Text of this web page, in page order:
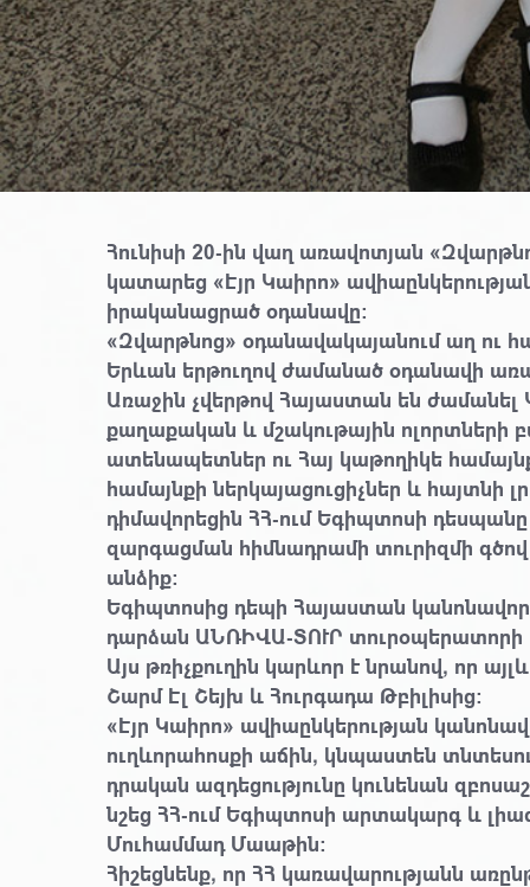
Հունիսի 20-ին վաղ առավոտյան
կատարեց «Էյր Կաիրո»
իրականացրած օդանավը:
«Զվարթնոց» օդանավակայանում աղ ու
Երևան երթուղով ժամանած օդանավի
Առաջին չվերթով Հայաստան են
քաղաքական և մշակութային ոլորտների
ատենապետներ ու Հայ կաթողիկե
համայնքի ներկայացուցիչներ և հայտնի
դիմավորեցին ՀՀ-ում Եգիպտոսի
զարգացման հիմնադրամի տուրիզմի
անձիք:
Եգիպտոսից դեպի Հայաստան կանոնավոր
դարձան ԱՆՌԻՎԱ-ՏՈՒՐ տուրօպերատորի
Այս թռիչքուղին կարևոր է նրանով, որ
Շարմ Էլ Շեյխ և Հուրգադա Թբիլիսից:
«Էյր Կաիրո» ավիաընկերության
ուղևորահոսքի աճին, կնպաստեն
դրական ազդեցությունը կունենան
նշեց ՀՀ-ում Եգիպտոսի արտակարգ և
Մուհամմադ Մաաթին:
Հիշեցնենք, որ ՀՀ կառավարությանն